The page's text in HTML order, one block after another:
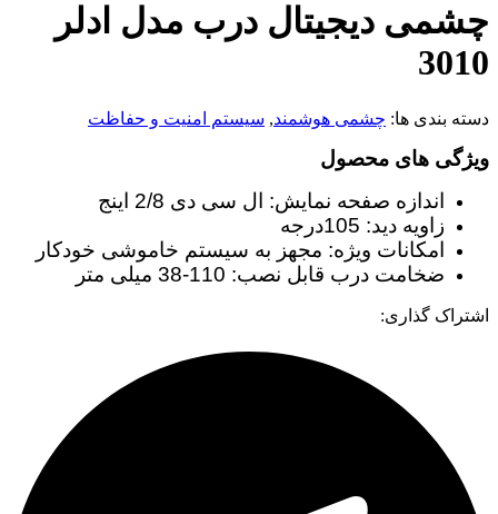
چشمی دیجیتال درب مدل ادلر
3010
دسته بندی ها: چشمی هوشمند, سیستم امنیت و حفاظت
ویژگی های محصول
اندازه صفحه نمایش: ال سی دی 2/8 اینج
زاویه دید: 105درجه
امکانات ویژه: مجهز به سیستم خاموشی خودکار
ضخامت درب قابل نصب: 110-38 میلی متر
اشتراک گذاری: